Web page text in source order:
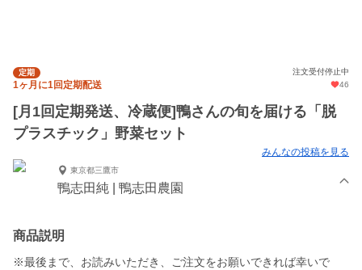
定期 注文受付停止中
1ヶ月に1回定期配送 46
[月1回定期発送、冷蔵便]鴨さんの旬を届ける「脱
プラスチック」野菜セット
みんなの投稿を見る
東京都三鷹市
鴨志田純 | 鴨志田農園
商品説明
※最後まで、お読みいただき、ご注文をお願いできれば幸いで